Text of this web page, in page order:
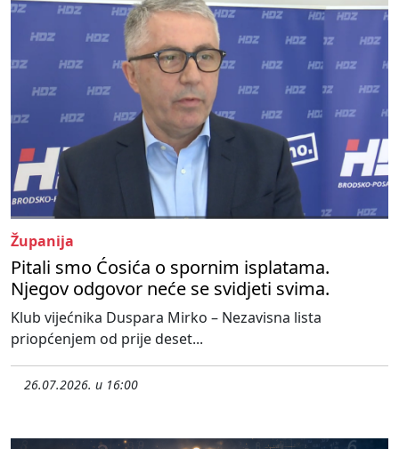
Županija
Pitali smo Ćosića o spornim isplatama.
Njegov odgovor neće se svidjeti svima.
Klub vijećnika Duspara Mirko – Nezavisna lista
priopćenjem od prije deset...
26.07.2026. u 16:00